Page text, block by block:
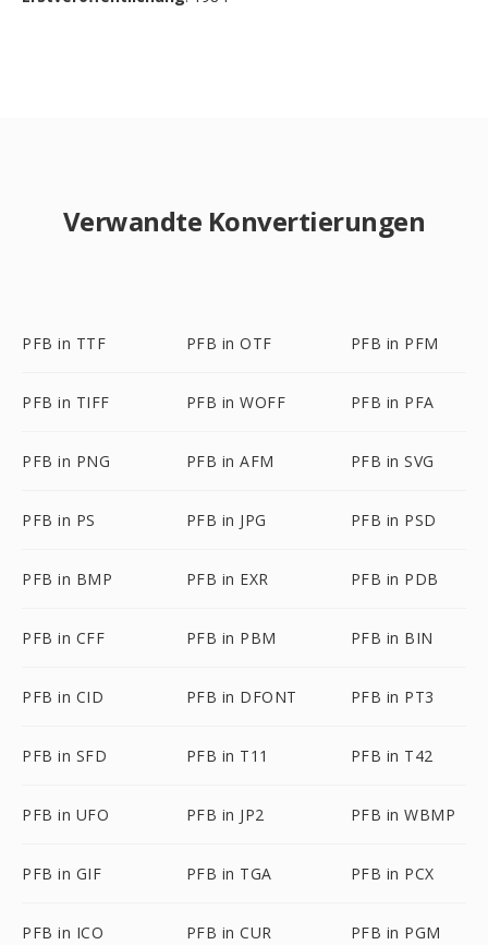
Verwandte Konvertierungen
PFB in TTF PFB in OTF PFB in PFM
PFB in TIFF PFB in WOFF PFB in PFA
PFB in PNG PFB in AFM PFB in SVG
PFB in PS PFB in JPG PFB in PSD
PFB in BMP PFB in EXR PFB in PDB
PFB in CFF PFB in PBM PFB in BIN
PFB in CID PFB in DFONT PFB in PT3
PFB in SFD PFB in T11 PFB in T42
PFB in UFO PFB in JP2 PFB in WBMP
PFB in GIF PFB in TGA PFB in PCX
PFB in ICO PFB in CUR PFB in PGM